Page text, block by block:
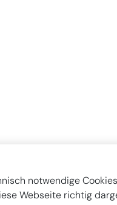
notwendige
Webseite richtig